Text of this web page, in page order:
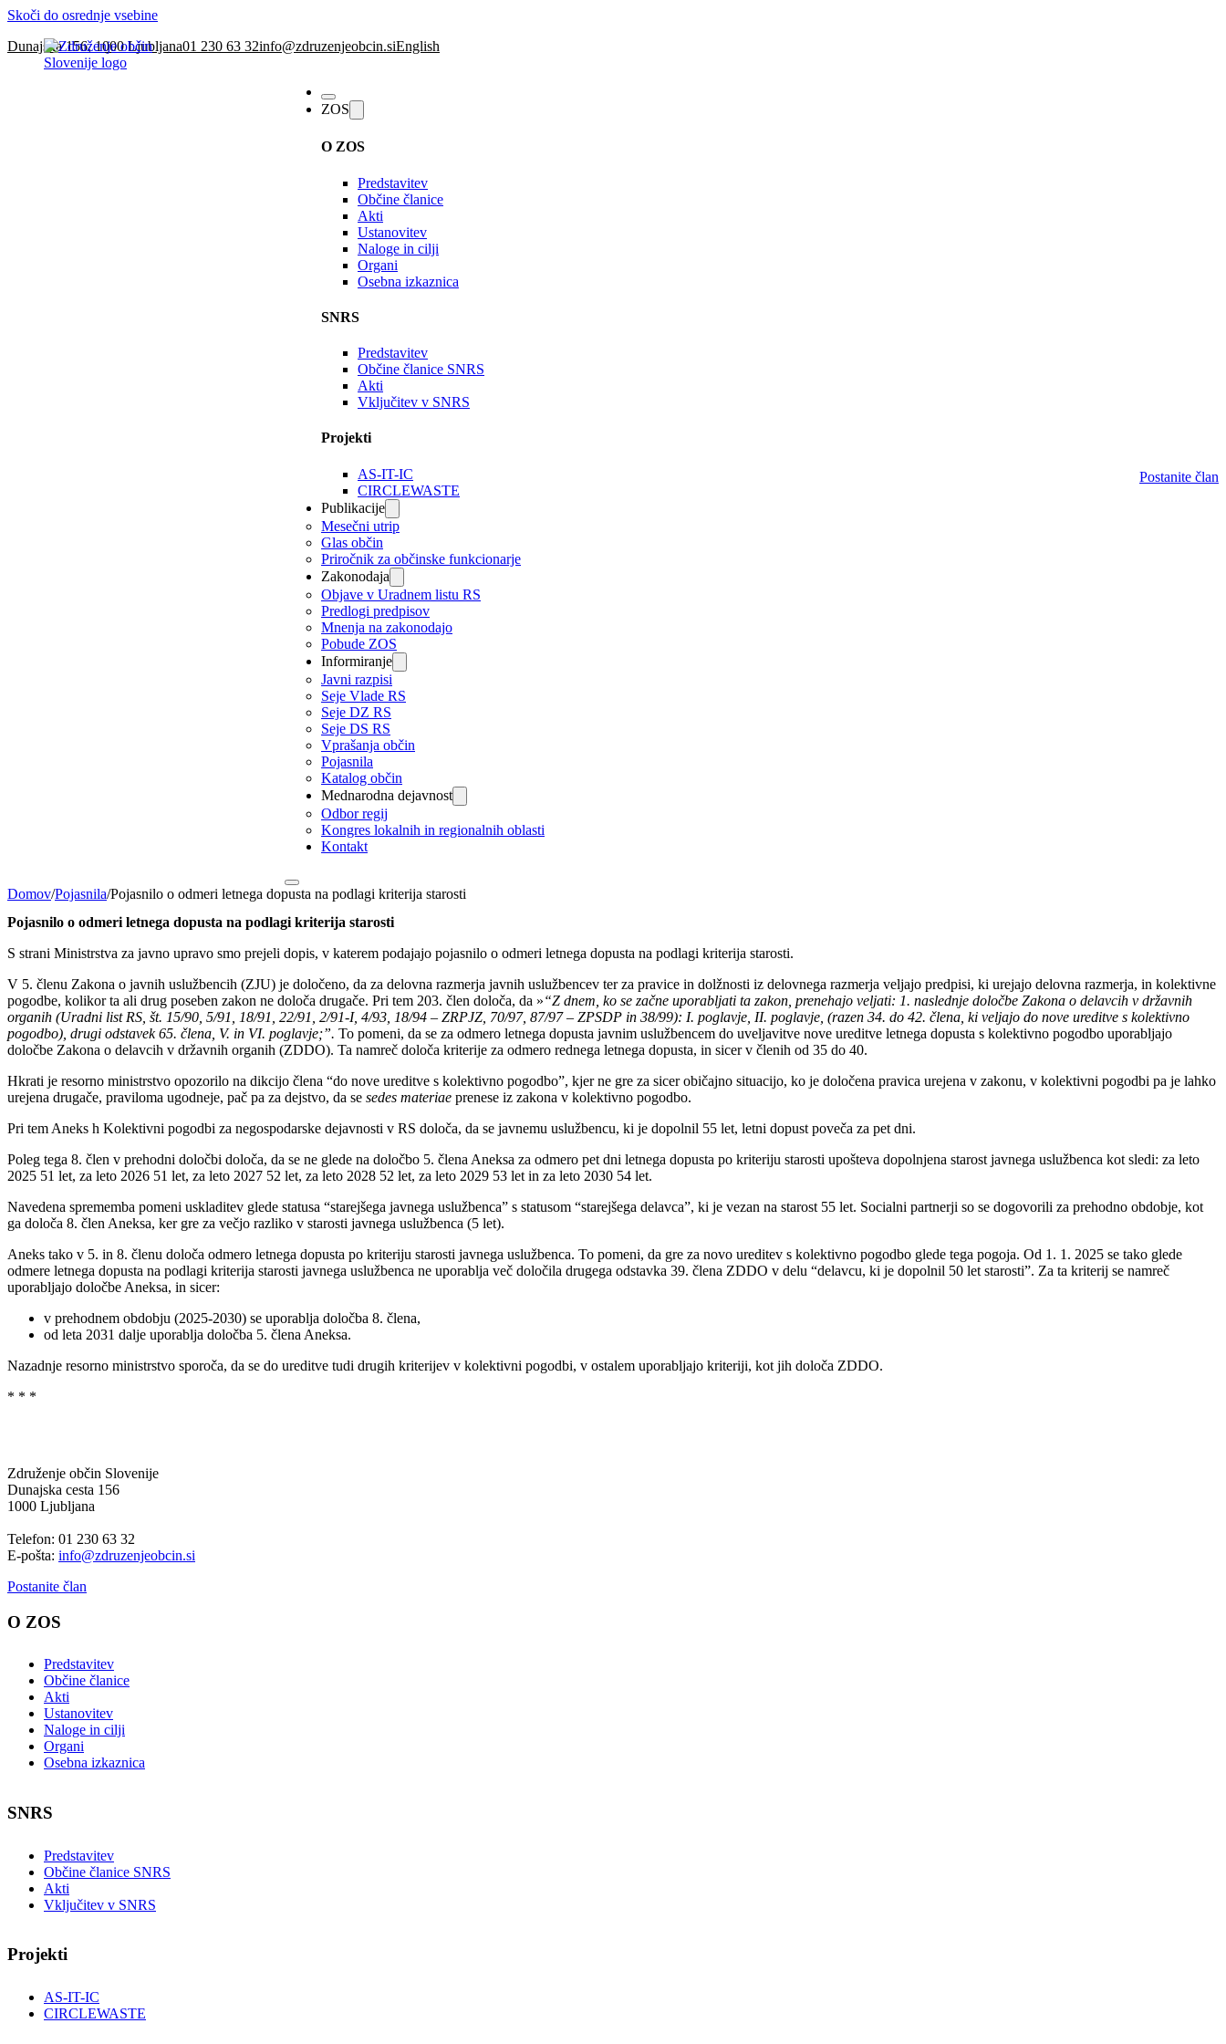
Skoči do osrednje vsebine
Dunajska 156, 1000 Ljubljana01 230 63 32info@zdruzenjeobcin.siEnglish
ZOS
O ZOS
Predstavitev
Občine članice
Akti
Ustanovitev
Naloge in cilji
Organi
Osebna izkaznica
SNRS
Predstavitev
Občine članice SNRS
Akti
Vključitev v SNRS
Projekti
AS-IT-IC
CIRCLEWASTE
Publikacije
Mesečni utrip
Glas občin
Priročnik za občinske funkcionarje
Zakonodaja
Objave v Uradnem listu RS
Predlogi predpisov
Mnenja na zakonodajo
Pobude ZOS
Informiranje
Javni razpisi
Seje Vlade RS
Seje DZ RS
Seje DS RS
Vprašanja občin
Pojasnila
Katalog občin
Mednarodna dejavnost
Odbor regij
Kongres lokalnih in regionalnih oblasti
Kontakt
Postanite član
Domov/Pojasnila/Pojasnilo o odmeri letnega dopusta na podlagi kriterija starosti
Pojasnilo o odmeri letnega dopusta na podlagi kriterija starosti
S strani Ministrstva za javno upravo smo prejeli dopis, v katerem podajajo pojasnilo o odmeri letnega dopusta na podlagi kriterija starosti.
V 5. členu Zakona o javnih uslužbencih (ZJU) je določeno, da za delovna razmerja javnih uslužbencev ter za pravice in dolžnosti iz delovnega razmerja veljajo predpisi, ki urejajo delovna razmerja, in kolektivne
pogodbe, kolikor ta ali drug poseben zakon ne določa drugače. Pri tem 203. člen določa, da »“Z dnem, ko se začne uporabljati ta zakon, prenehajo veljati: 1. naslednje določbe Zakona o delavcih v državnih
organih (Uradni list RS, št. 15/90, 5/91, 18/91, 22/91, 2/91-I, 4/93, 18/94 – ZRPJZ, 70/97, 87/97 – ZPSDP in 38/99): I. poglavje, II. poglavje, (razen 34. do 42. člena, ki veljajo do nove ureditve s kolektivno
pogodbo), drugi odstavek 65. člena, V. in VI. poglavje;”. To pomeni, da se za odmero letnega dopusta javnim uslužbencem do uveljavitve nove ureditve letnega dopusta s kolektivno pogodbo uporabljajo
določbe Zakona o delavcih v državnih organih (ZDDO). Ta namreč določa kriterije za odmero rednega letnega dopusta, in sicer v členih od 35 do 40.
Hkrati je resorno ministrstvo opozorilo na dikcijo člena “do nove ureditve s kolektivno pogodbo”, kjer ne gre za sicer običajno situacijo, ko je določena pravica urejena v zakonu, v kolektivni pogodbi pa je lahko
urejena drugače, praviloma ugodneje, pač pa za dejstvo, da se sedes materiae prenese iz zakona v kolektivno pogodbo.
Pri tem Aneks h Kolektivni pogodbi za negospodarske dejavnosti v RS določa, da se javnemu uslužbencu, ki je dopolnil 55 let, letni dopust poveča za pet dni.
Poleg tega 8. člen v prehodni določbi določa, da se ne glede na določbo 5. člena Aneksa za odmero pet dni letnega dopusta po kriteriju starosti upošteva dopolnjena starost javnega uslužbenca kot sledi: za leto
2025 51 let, za leto 2026 51 let, za leto 2027 52 let, za leto 2028 52 let, za leto 2029 53 let in za leto 2030 54 let.
Navedena sprememba pomeni uskladitev glede statusa “starejšega javnega uslužbenca” s statusom “starejšega delavca”, ki je vezan na starost 55 let. Socialni partnerji so se dogovorili za prehodno obdobje, kot
ga določa 8. člen Aneksa, ker gre za večjo razliko v starosti javnega uslužbenca (5 let).
Aneks tako v 5. in 8. členu določa odmero letnega dopusta po kriteriju starosti javnega uslužbenca. To pomeni, da gre za novo ureditev s kolektivno pogodbo glede tega pogoja. Od 1. 1. 2025 se tako glede
odmere letnega dopusta na podlagi kriterija starosti javnega uslužbenca ne uporablja več določila drugega odstavka 39. člena ZDDO v delu “delavcu, ki je dopolnil 50 let starosti”. Za ta kriterij se namreč
uporabljajo določbe Aneksa, in sicer:
v prehodnem obdobju (2025-2030) se uporablja določba 8. člena,
od leta 2031 dalje uporablja določba 5. člena Aneksa.
Nazadnje resorno ministrstvo sporoča, da se do ureditve tudi drugih kriterijev v kolektivni pogodbi, v ostalem uporabljajo kriteriji, kot jih določa ZDDO.
* * *
Združenje občin Slovenije
Dunajska cesta 156
1000 Ljubljana
Telefon: 01 230 63 32
E-pošta: info@zdruzenjeobcin.si
Postanite član
O ZOS
Predstavitev
Občine članice
Akti
Ustanovitev
Naloge in cilji
Organi
Osebna izkaznica
SNRS
Predstavitev
Občine članice SNRS
Akti
Vključitev v SNRS
Projekti
AS-IT-IC
CIRCLEWASTE